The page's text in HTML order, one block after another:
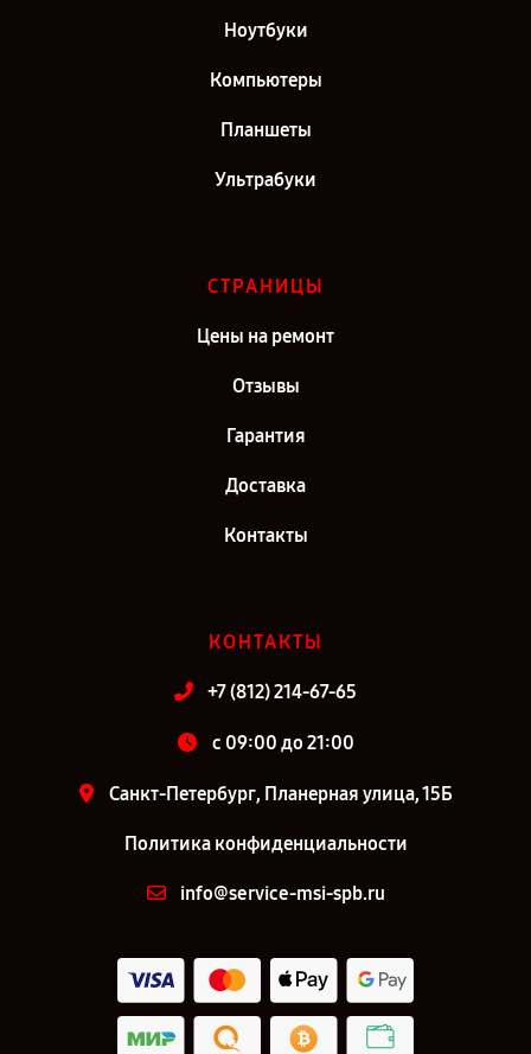
Ноутбуки
Компьютеры
Планшеты
Ультрабуки
СТРАНИЦЫ
Цены на ремонт
Отзывы
Гарантия
Доставка
Контакты
КОНТАКТЫ
+7 (812) 214-67-65
c 09:00 до 21:00
Санкт-Петербург, Планерная улица, 15Б
Политика конфиденциальности
info@service-msi-spb.ru